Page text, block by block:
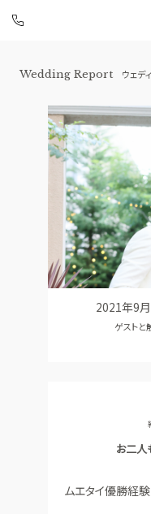
横浜 ア
TOP
トップ
FAIR INFO
ブライダルフェアの魅力をご案
PHOTO
フォトギャラリー
SUPPORT
Wedding Report ウェデ
2021年9
ゲストと
お二人
ムエタイ優勝経